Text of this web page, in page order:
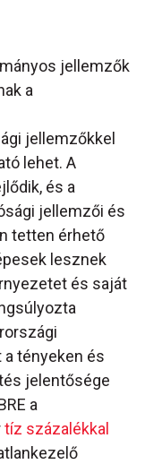
jellemzők
a
jellemzőkkel
lehet. A
és a
jellemzői és
tetten érhető
lesznek
és saját
tényeken és
jelentősége
a
tíz százalékkal